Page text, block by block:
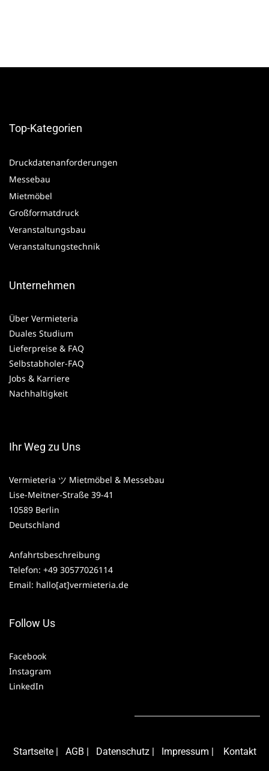
Top-Kategorien
Druckdatenanforderungen
Messebau
Mietmöbel
Großformatdruck
Veranstaltungsbau
Veranstaltungstechnik
Unternehmen
Über Vermieteria
Duales Studium
Lieferpreise & FAQ
Selbstabholer-FAQ
Jobs & Karriere
Nachhaltigkeit
Ihr Weg zu Uns
Vermieteria ツ Mietmöbel & Messebau
Lise-Meitner-Straße 39-41
10589 Berlin
Deutschland
Anfahrtsbeschreibung
Telefon: +49 30577026114
Email: hallo[at]vermieteria.de
Follow Us
Facebook
Instagram
LinkedIn
Startseite| AGB Datenschutz| Impressum Kontakt